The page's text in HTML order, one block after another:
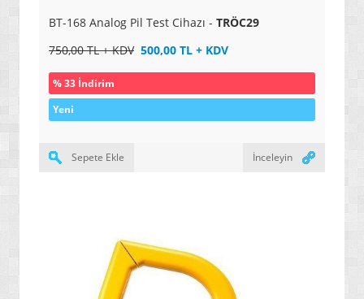
» EL ALETLERİ / ENDÜSTRİYEL ÜRÜNLER
» MALZEMELER / AKSESUARLAR / TAKIMLAR
» EKSTRA MAKİNELER
» GENEL AMAÇLI / ENDÜSTRİYEL TEMİZLEYİCİLER
» ÖZEL AMAÇLI / İLERİ TEKNOLOJİ / NANO BOYALAR
BT-168 Analog Pil Test Cihazı - TRÖC29
750,00 TL + KDV 500,00 TL + KDV
% 33 İndirim
Yeni
Sepete Ekle İnceleyin